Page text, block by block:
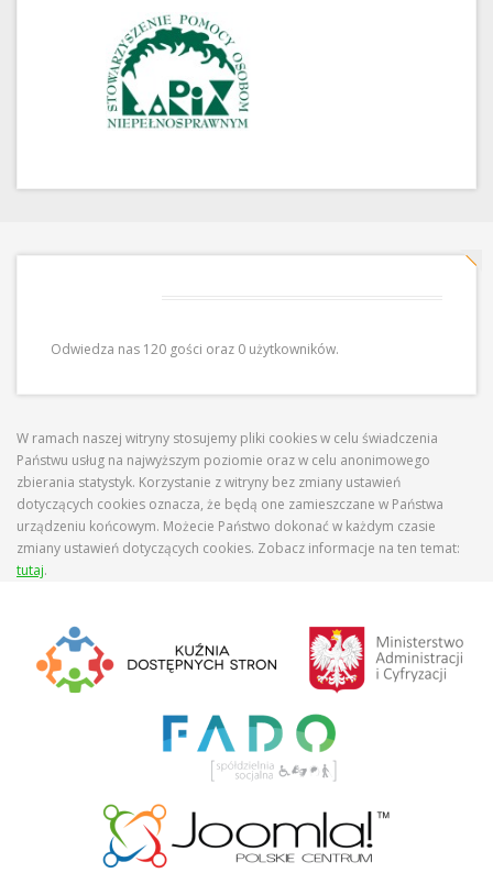
Odwiedza nas 120 gości oraz 0 użytkowników.
W ramach naszej witryny stosujemy pliki cookies w celu świadczenia
Państwu usług na najwyższym poziomie oraz w celu anonimowego
zbierania statystyk. Korzystanie z witryny bez zmiany ustawień
dotyczących cookies oznacza, że będą one zamieszczane w Państwa
urządzeniu końcowym. Możecie Państwo dokonać w każdym czasie
zmiany ustawień dotyczących cookies. Zobacz informacje na ten temat:
tutaj.